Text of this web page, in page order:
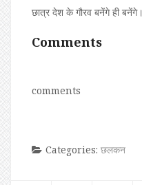
छात्र देश के गौरव बनेंगे ही बनेंगे।
Comments
comments
Categories: छलकन